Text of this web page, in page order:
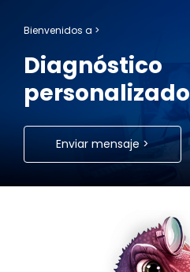
Bienvenidos a >
Diagnóstico
personalizado
Enviar mensaje >